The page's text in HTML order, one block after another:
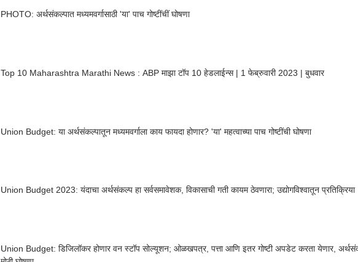
PHOTO: अर्थसंकल्पात मध्यमवर्गासाठी 'या' पाच गोष्टींचीं घोषणा
Top 10 Maharashtra Marathi News : ABP माझा टॉप 10 हेडलाईन्स | 1 फेब्रुवारी 2023 | बुधवार
Union Budget: या अर्थसंकल्पातून मध्यमवर्गाला काय फायदा होणार? 'या' महत्वाच्या पाच गोष्टींची घोषणा
Union Budget 2023: यंदाचा अर्थसंकल्प हा सर्वसमावेशक, विकासाची गती कायम ठेवणारा; उद्योगविश्वातून प्रतिक्रिया
Union Budget: डिजिलॉकर होणार वन स्टॉप सोल्यूशन; ओळखपत्र, पत्ता आणि इतर गोष्टी अपडेट करता येणार,